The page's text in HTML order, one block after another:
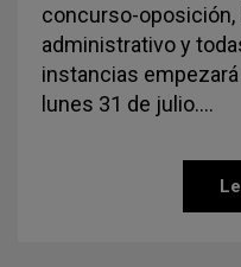
concurso-oposición,
administrativo y
instancias
lunes 31 de julio.…